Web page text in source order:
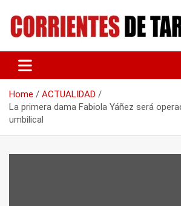
content
CORRIENTES DE
Home
ACTUALIDAD
La primera dama Fabiola Yáñez será
umbilical